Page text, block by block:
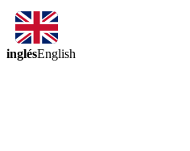
inglésEnglish